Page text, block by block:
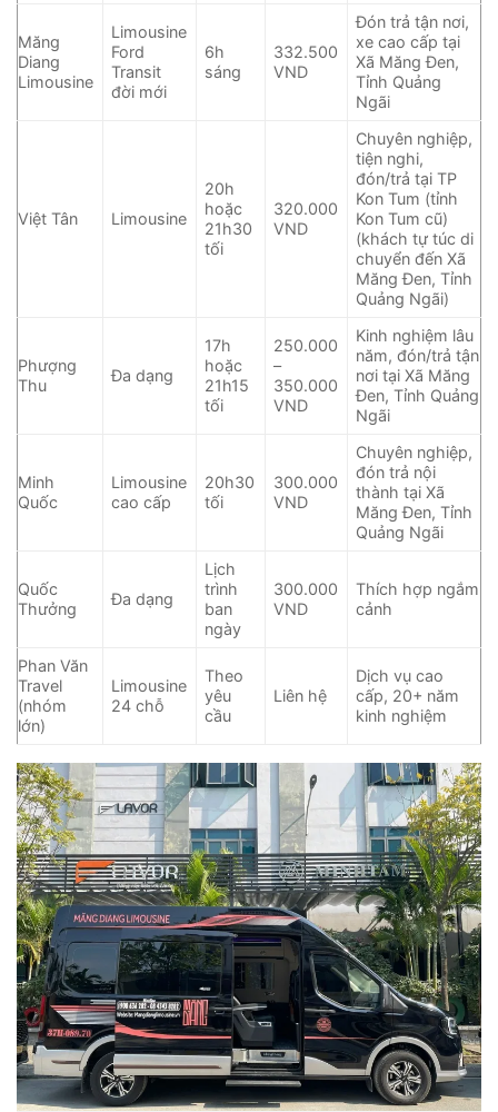
Măng
Diang
Limousine
Limousine
Ford
Transit
đời mới
6h
sáng
332.500
VND
Đón trả tận nơi,
xe cao cấp tại
Xã Măng Đen,
Tỉnh Quảng
Ngãi
Việt Tân Limousine
20h
hoặc
21h30
tối
320.000
VND
Chuyên nghiệp,
tiện nghi,
đón/trả tại TP
Kon Tum (tỉnh
Kon Tum cũ)
(khách tự túc di
chuyển đến Xã
Măng Đen, Tỉnh
Quảng Ngãi)
Phượng
Thu
Đa dạng
17h
hoặc
21h15
tối
250.000
–
350.000
VND
Kinh nghiệm lâu
năm, đón/trả tận
nơi tại Xã Măng
Đen, Tỉnh Quảng
Ngãi
Minh
Quốc
Limousine
cao cấp
20h30
tối
300.000
VND
Chuyên nghiệp,
đón trả nội
thành tại Xã
Măng Đen, Tỉnh
Quảng Ngãi
Quốc
Thưởng
Đa dạng
Lịch
trình
ban
ngày
300.000
VND
Thích hợp ngắm
cảnh
Phan Văn
Travel
(nhóm
lớn)
Limousine
24 chỗ
Theo
yêu
cầu
Liên hệ
Dịch vụ cao
cấp, 20+ năm
kinh nghiệm